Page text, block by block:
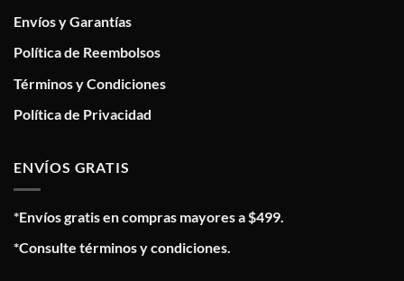
Envíos y Garantías
Política de Reembolsos
Términos y Condiciones
Política de Privacidad
ENVÍOS GRATIS
*Envíos gratis en compras mayores a $499.
*Consulte términos y condiciones.